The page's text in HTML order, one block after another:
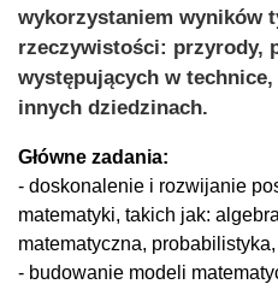
wykorzystaniem wyników
rzeczywistości: przyrody,
występujących w
innych dziedzinach.
Główne zadania:
- doskonalenie i rozwijanie
matematyki, takich jak:
matematyczna,
- budowanie modeli